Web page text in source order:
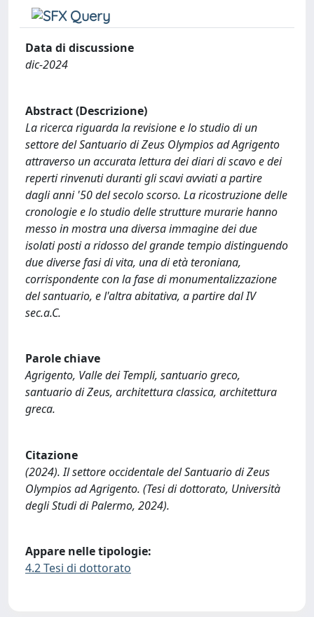
Data di discussione
dic-2024
Abstract (Descrizione)
La ricerca riguarda la revisione e lo studio di un
settore del Santuario di Zeus Olympios ad Agrigento
attraverso un accurata lettura dei diari di scavo e dei
reperti rinvenuti duranti gli scavi avviati a partire
dagli anni '50 del secolo scorso. La ricostruzione delle
cronologie e lo studio delle strutture murarie hanno
messo in mostra una diversa immagine dei due
isolati posti a ridosso del grande tempio distinguendo
due diverse fasi di vita, una di età teroniana,
corrispondente con la fase di monumentalizzazione
del santuario, e l'altra abitativa, a partire dal IV
sec.a.C.
Parole chiave
Agrigento, Valle dei Templi, santuario greco,
santuario di Zeus, architettura classica, architettura
greca.
Citazione
(2024). Il settore occidentale del Santuario di Zeus
Olympios ad Agrigento. (Tesi di dottorato, Università
degli Studi di Palermo, 2024).
Appare nelle tipologie:
4.2 Tesi di dottorato